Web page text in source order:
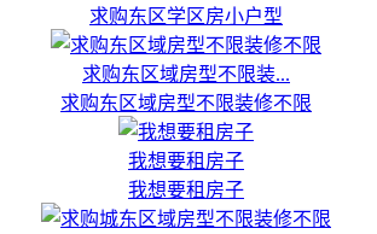
求购东区学区房小户型
求购东区域房型不限装...
求购东区域房型不限装修不限
我想要租房子
我想要租房子